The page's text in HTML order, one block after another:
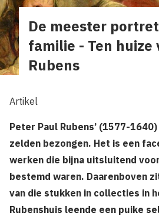
De meester
familie - Ten huize
Rubens
Artikel
Peter Paul Rubens’ (1577-
zelden bezongen. Het is een
werken die bijna uitsluitend
bestemd waren. Daarenboven
van die stukken in collecties in
Rubenshuis leende een puike